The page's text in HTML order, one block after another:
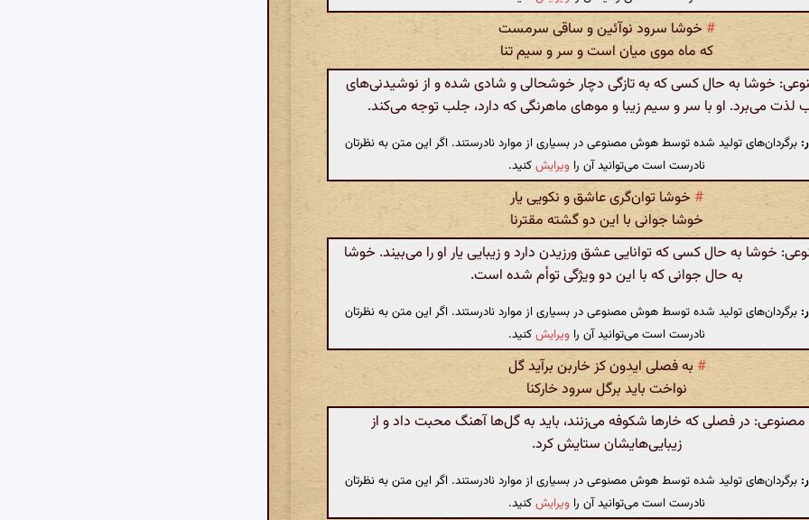
#خوشا سرود نوآئین و ساقی سرمست
که ماه موی میان است و سر و سیم تنا
خوشا به حال کسی که به تازگی دچار خوشحالی و شادی شده و از نوشیدنی‌های
می‌برد. او با سر و سیم زیبا و موهای ماهرنگی که دارد، جلب توجه می‌کند.
برگردان‌های تولید شده توسط هوش مصنوعی در بسیاری از موارد نادرستند. اگر این متن به نظرتان
نادرست است می‌توانید آن را ویرایشکنید.
# خوشا توان‌گری عاشق و نکویی یار
خوشا جوانی با این دو گشته مقترنا
خوشا به حال کسی که توانایی عشق ورزیدن دارد و زیبایی یار او را می‌بیند. خوشا
به حال جوانی که با این دو ویژگی توأم شده است.
برگردان‌های تولید شده توسط هوش مصنوعی در بسیاری از موارد نادرستند. اگر این متن به نظرتان
نادرست است می‌توانید آن را ویرایشکنید.
# به فصلی ایدون کز خاربن برآید گل
نواخت باید برگل سرود خارکنا
در فصلی که خارها شکوفه می‌زنند، باید به گل‌ها آهنگ محبت داد و از
زیبایی‌هایشان ستایش کرد.
برگردان‌های تولید شده توسط هوش مصنوعی در بسیاری از موارد نادرستند. اگر این متن به نظرتان
نادرست است می‌توانید آن را ویرایشکنید.